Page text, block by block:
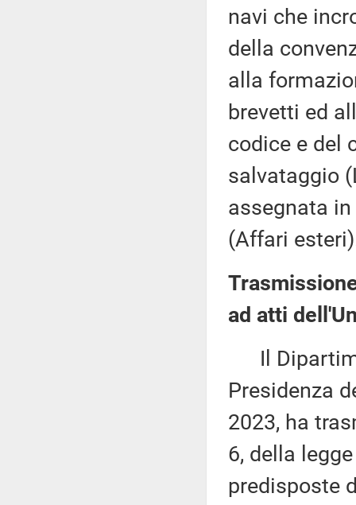
navi che
della
alla
brevetti ed
codice e del
salvataggio
assegnata
(Affari
ad atti
Il
Presidenza
2023, ha
6, della
predisposte